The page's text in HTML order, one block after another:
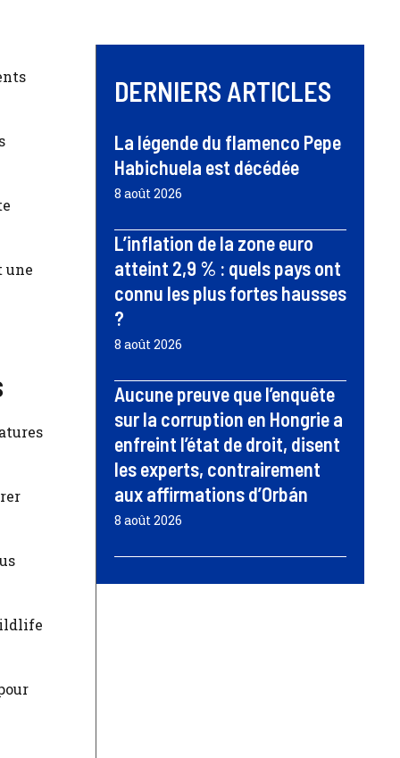
une
DERNIERS ARTICLES
La légende du flamenco Pepe
Habichuela est décédée
8 août 2026
L’inflation de la zone euro
atteint 2,9 % : quels pays ont
connu les plus fortes hausses
?
8 août 2026
Aucune preuve que l’enquête
sur la corruption en Hongrie a
enfreint l’état de droit, disent
les experts, contrairement
aux affirmations d’Orbán
8 août 2026